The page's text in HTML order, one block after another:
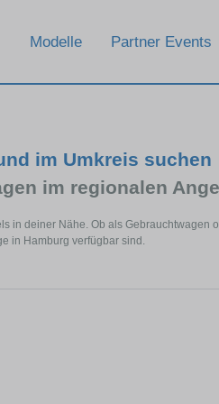
Modelle Partner Events
im Umkreis suchen
im regionalen
in deiner Nähe. Ob als Gebrauchtwagen
in Hamburg verfügbar sind.